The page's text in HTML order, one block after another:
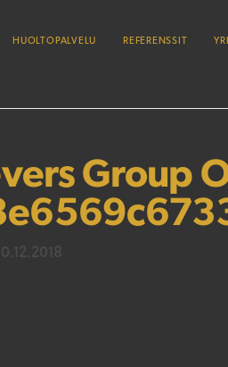
HUOLTOPALVELU REFERENSSIT
Group